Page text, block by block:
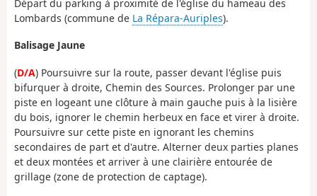
Départ du parking à proximité de l'église du hameau des
Lombards (commune de La Répara-Auriples).
Balisage Jaune
(D/A) Poursuivre sur la route, passer devant l'église puis
bifurquer à droite, Chemin des Sources. Prolonger par une
piste en logeant une clôture à main gauche puis à la lisière
du bois, ignorer le chemin herbeux en face et virer à droite.
Poursuivre sur cette piste en ignorant les chemins
secondaires de part et d'autre. Alterner deux parties planes
et deux montées et arriver à une clairière entourée de
grillage (zone de protection de captage).